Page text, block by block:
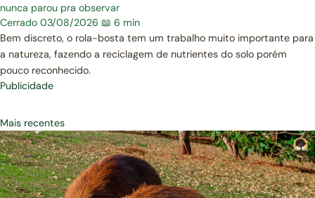
nunca parou pra observar
Cerrado 03/08/2026 📖 6 min
Bem discreto, o rola-bosta tem um trabalho muito importante para
a natureza, fazendo a reciclagem de nutrientes do solo porém
pouco reconhecido.
Publicidade
Mais recentes